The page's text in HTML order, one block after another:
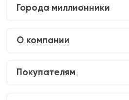
Города миллионники
О компании
Покупателям